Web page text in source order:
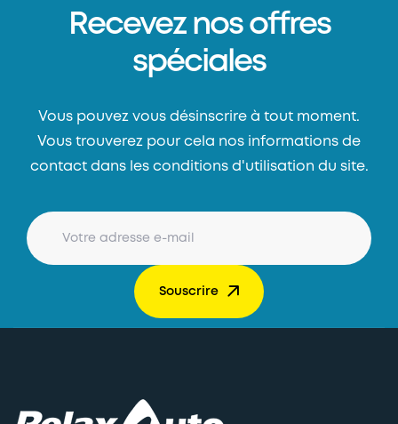
Recevez nos offres
spéciales
Vous pouvez vous désinscrire à tout moment.
Vous trouverez pour cela nos informations de
contact dans les conditions d'utilisation du site.
Souscrire